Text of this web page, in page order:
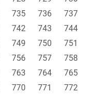
735 736
737
742 743
744
749 750
751
756 757
758
763 764
765
770 771
772